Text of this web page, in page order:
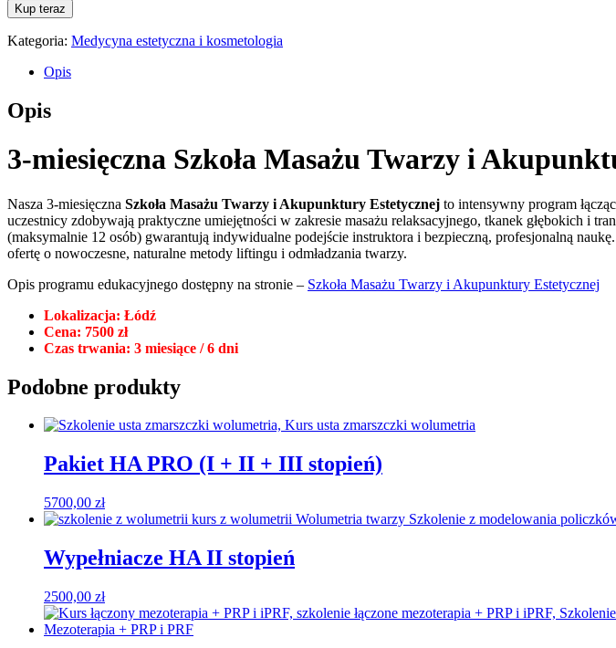
Kup teraz
Kategoria: Medycyna estetyczna i kosmetologia
Opis
Opis
3-miesięczna Szkoła Masażu Twarzy i
Nasza 3-miesięczna Szkoła Masażu Twarzy i Akupunktury Estetycznej to intensywny program
uczestnicy zdobywają praktyczne umiejętności w zakresie masażu relaksacyjnego, tkanek głębokich i
(maksymalnie 12 osób) gwarantują indywidualne podejście instruktora i bezpieczną, profesjonalną
ofertę o nowoczesne, naturalne metody liftingu i odmładzania twarzy.
Opis programu edukacyjnego dostępny na stronie – Szkoła Masażu Twarzy i Akupunktury Estetycznej
Lokalizacja: Łódź
Cena: 7500 zł
Czas trwania: 3 miesiące / 6 dni
Podobne produkty
Pakiet HA PRO (I + II + III stopień)
5700,00 zł
Wypełniacze HA II stopień
2500,00 zł